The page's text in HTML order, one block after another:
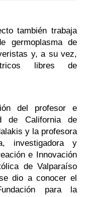
también trabaja
germoplasma de
y, a su vez,
libres de
del profesor e
de California de
y la profesora
investigadora y
e Innovación
de Valparaíso
dio a conocer el
para la